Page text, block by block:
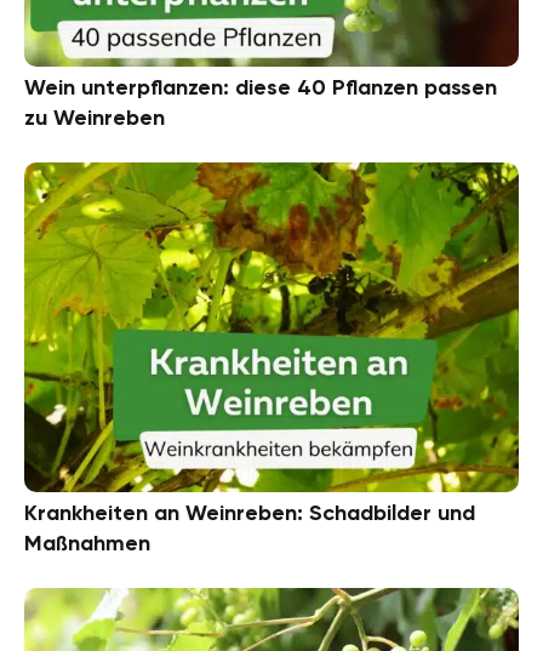
Wein unterpflanzen: diese 40 Pflanzen passen
zu Weinreben
Krankheiten an Weinreben: Schadbilder und
Maßnahmen